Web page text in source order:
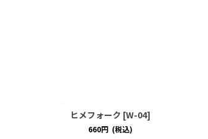
ヒメフォーク [W-04]
660円 (税込)